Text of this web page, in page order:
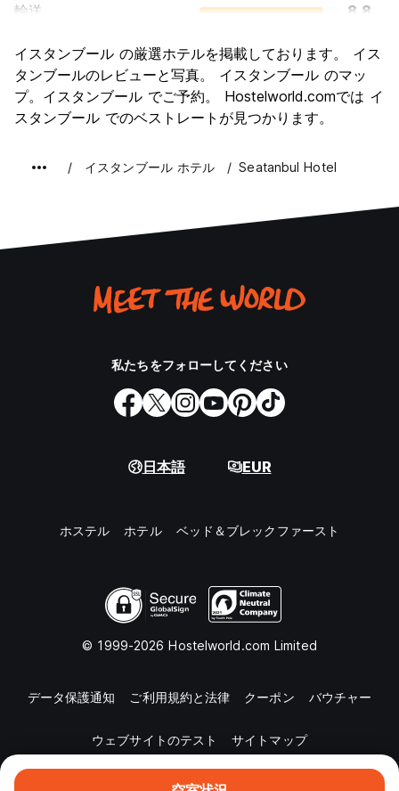
輸送
8.8
文化
9.6
ナイトライフ
8.3
コストパフォーマンス
イスタンブール の厳選ホテルを掲載しております。 イス
タンブールのレビューと写真。 イスタンブール のマッ
プ。イスタンブール でご予約。 Hostelworld.comでは イ
スタンブール でのベストレートが見つかります。
イスタンブール ホテル Seatanbul Hotel
私たちをフォローしてください
日本語 EUR
ホステル ホテル ベッド＆ブレックファースト
© 1999-2026 Hostelworld.com Limited
データ保護通知 ご利用規約と法律 クーポン バウチャー
ウェブサイトのテスト サイトマップ